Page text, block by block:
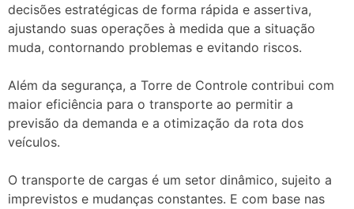
decisões estratégicas de forma rápida e assertiva,
ajustando suas operações à medida que a situação
muda, contornando problemas e evitando riscos.
Além da segurança, a Torre de Controle contribui com
maior eficiência para o transporte ao permitir a
previsão da demanda e a otimização da rota dos
veículos.
O transporte de cargas é um setor dinâmico, sujeito a
imprevistos e mudanças constantes. E com base nas